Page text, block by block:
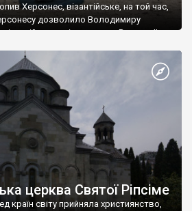
Херсонес, візантійське, на той час,
дозволило Володимиру
імператору Василю ІІ, та
язичник, став Василем-християнином.
Русі. На честь Херсонесу Таврійського
церква Святої Ріпсіме
країн світу прийняла християнство,